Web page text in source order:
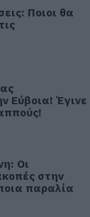
Ποιοι θα
Εύβοια! Έγινε
Οι
στην
παραλία